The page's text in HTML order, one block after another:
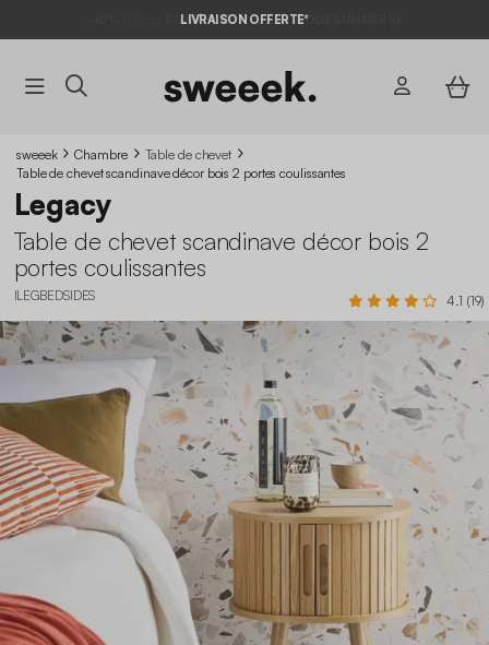
BONS PLANS* AVEC LECODE SUMMER10
LIVRAISON OFFERTE*
sweeek Chambre
Table de chevet
Table de chevet scandinave décor bois 2 portes coulissantes
Legacy
Table de chevet scandinave décor bois 2
portes coulissantes
ILEGBEDSIDES 4.1 (19)